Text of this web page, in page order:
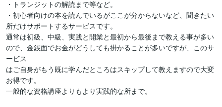
・トランジットの解読まで等など。
・初心者向けの本を読んでいるがここが分からないなど、聞きたい
所だけサポートするサービスです。
通常は初級、中級、実践と開業と最初から最後まで教える事が多い
ので、金銭面でお金がどうしても掛かることが多いですが、このサ
ービス
はご自身がもう既に学んだところはスキップして教えますので大変
お得です。
一般的な資格講座よりもより実践的な所まで。